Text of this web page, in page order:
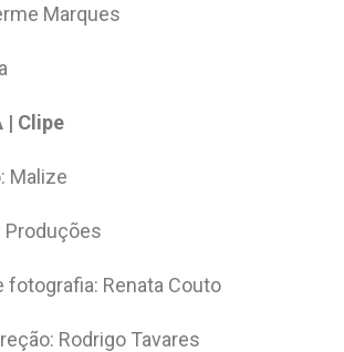
Marques
| Clipe
Malize
Produções
fotografia: Renata Couto
Rodrigo Tavares